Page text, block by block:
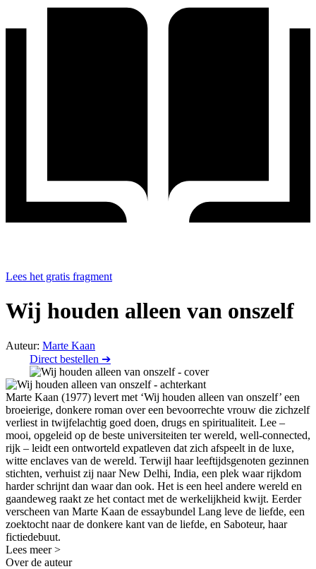
Lees het gratis fragment
Wij houden alleen van onszelf
Auteur: Marte Kaan
Direct bestellen ➔
Marte Kaan (1977) levert met ‘Wij houden alleen van onszelf’ een
broeierige, donkere roman over een bevoorrechte vrouw die zichzelf
verliest in twijfelachtig goed doen, drugs en spiritualiteit. Lee –
mooi, opgeleid op de beste universiteiten ter wereld, well-connected,
rijk – leidt een ontworteld expatleven dat zich afspeelt in de luxe,
witte enclaves van de wereld. Terwijl haar leeftijdsgenoten gezinnen
stichten, verhuist zij naar New Delhi, India, een plek waar rijkdom
harder schrijnt dan waar dan ook. Het is een heel andere wereld en
gaandeweg raakt ze het contact met de werkelijkheid kwijt. Eerder
verscheen van Marte Kaan de essaybundel Lang leve de liefde, een
zoektocht naar de donkere kant van de liefde, en Saboteur, haar
fictiedebuut.
Lees meer >
Over de auteur